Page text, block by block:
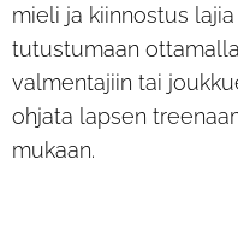
mieli ja kiinnostus
tutustumaan
valmentajiin tai
ohjata lapsen
mukaan.